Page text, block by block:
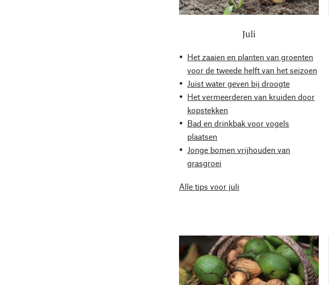
Juli
Het zaaien en planten van groenten
voor de tweede helft van het seizoen
Juist water geven bij droogte
Het vermeerderen van kruiden door
kopstekken
Bad en drinkbak voor vogels
plaatsen
Jonge bomen vrijhouden van
grasgroei
Alle tips voor juli